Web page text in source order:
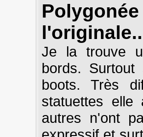
Je la trouve
bords.
boots. Très
statuettes
autres n'ont